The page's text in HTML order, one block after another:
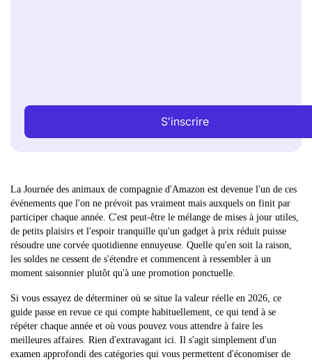
S'inscrire
La Journée des animaux de compagnie d'Amazon est devenue l'un de ces
événements que l'on ne prévoit pas vraiment mais auxquels on finit par
participer chaque année. C'est peut-être le mélange de mises à jour utiles,
de petits plaisirs et l'espoir tranquille qu'un gadget à prix réduit puisse
résoudre une corvée quotidienne ennuyeuse. Quelle qu'en soit la raison,
les soldes ne cessent de s'étendre et commencent à ressembler à un
moment saisonnier plutôt qu'à une promotion ponctuelle.
Si vous essayez de déterminer où se situe la valeur réelle en 2026, ce
guide passe en revue ce qui compte habituellement, ce qui tend à se
répéter chaque année et où vous pouvez vous attendre à faire les
meilleures affaires. Rien d'extravagant ici. Il s'agit simplement d'un
examen approfondi des catégories qui vous permettent d'économiser de